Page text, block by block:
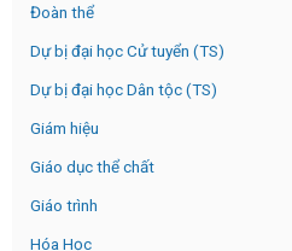
Đoàn thể
Dự bị đại học Cử tuyển (TS)
Dự bị đại học Dân tộc (TS)
Giám hiệu
Giáo dục thể chất
Giáo trình
Hóa Học